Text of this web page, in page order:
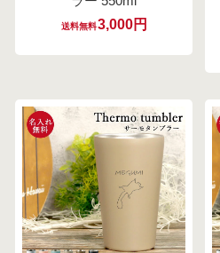
送料無料3,000円